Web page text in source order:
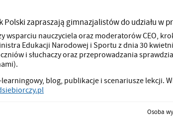
zapraszają gimnazjalistów do udziału w
wsparciu nauczyciela oraz moderatorów CEO,
Edukacji Narodowej i Sportu z dnia 30
i słuchaczy oraz przeprowadzania
blog, publikacje i scenariusze lekcji.
Osoba